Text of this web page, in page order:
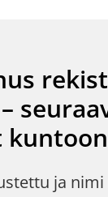
kuntoon
ja